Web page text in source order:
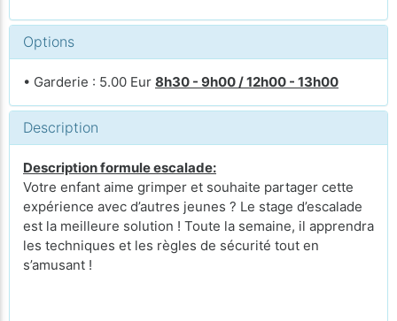
Options
• Garderie : 5.00 Eur 8h30 - 9h00 / 12h00 - 13h00
Description
Description formule escalade:
Votre enfant aime grimper et souhaite partager cette
expérience avec d’autres jeunes ? Le stage d’escalade
est la meilleure solution ! Toute la semaine, il apprendra
les techniques et les règles de sécurité tout en
s’amusant !